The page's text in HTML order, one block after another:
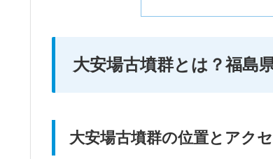
大安場古墳群とは？福島
大安場古墳群の位置とアク